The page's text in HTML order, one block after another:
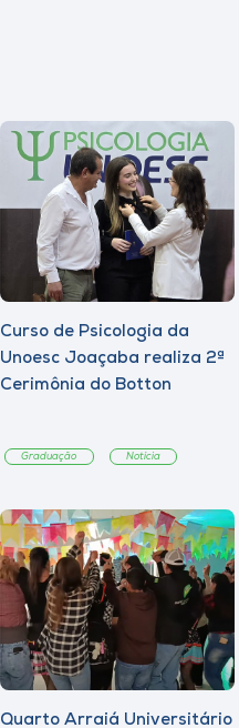
Curso de Psicologia da
Unoesc Joaçaba realiza 2ª
Cerimônia do Botton
Graduação Notícia
Quarto Arraiá Universitário